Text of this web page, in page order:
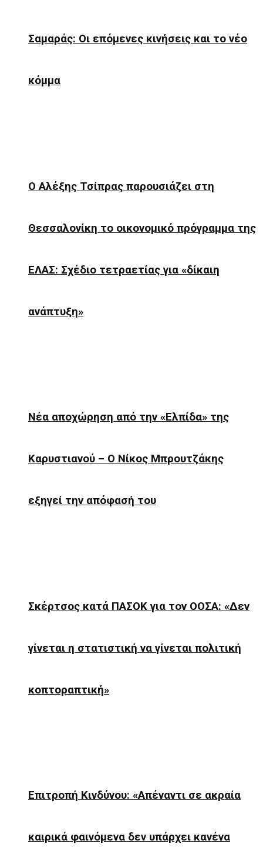
Σαμαράς: Οι επόμενες κινήσεις και το νέο
κόμμα
Ο Αλέξης Τσίπρας παρουσιάζει στη
Θεσσαλονίκη το οικονομικό πρόγραμμα της
ΕΛΑΣ: Σχέδιο τετραετίας για «δίκαιη
ανάπτυξη»
Νέα αποχώρηση από την «Ελπίδα» της
Καρυστιανού – Ο Νίκος Μπρουτζάκης
εξηγεί την απόφασή του
Σκέρτσος κατά ΠΑΣΟΚ για τον ΟΟΣΑ: «Δεν
γίνεται η στατιστική να γίνεται πολιτική
κοπτοραπτική»
Επιτροπή Κινδύνου: «Απέναντι σε ακραία
καιρικά φαινόμενα δεν υπάρχει κανένα